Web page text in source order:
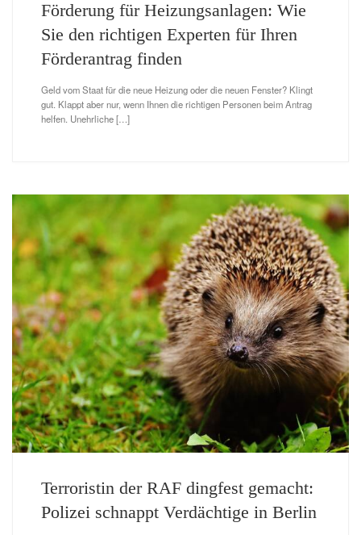
Förderung für Heizungsanlagen: Wie
Sie den richtigen Experten für Ihren
Förderantrag finden
Geld vom Staat für die neue Heizung oder die neuen Fenster? Klingt
gut. Klappt aber nur, wenn Ihnen die richtigen Personen beim Antrag
helfen. Unehrliche […]
Terroristin der RAF dingfest gemacht:
Polizei schnappt Verdächtige in Berlin